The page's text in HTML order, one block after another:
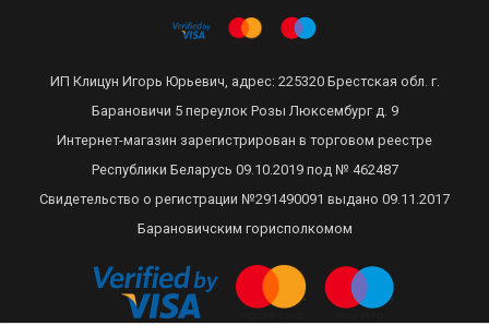
ИП Клицун Игорь Юрьевич, адрес: 225320 Брестская обл. г.
Барановичи 5 переулок Розы Люксембург д. 9
Интернет-магазин зарегистрирован в торговом реестре
Республики Беларусь 09.10.2019 под № 462487
Свидетельство о регистрации №291490091 выдано 09.11.2017
Барановичским горисполкомом